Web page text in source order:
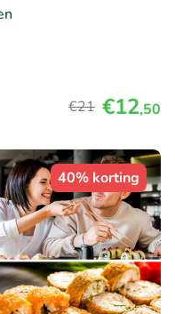
€21 €12,50
40% korting